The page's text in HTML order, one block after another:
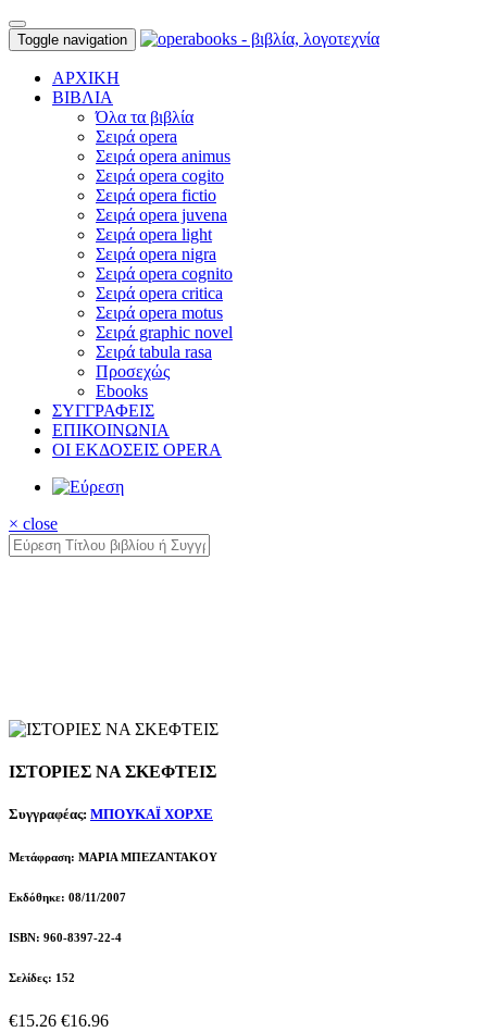
Toggle navigation
ΑΡΧΙΚΗ
ΒΙΒΛΙΑ
Όλα τα βιβλία
Σειρά opera
Σειρά opera animus
Σειρά opera cogito
Σειρά opera fictio
Σειρά opera juvena
Σειρά opera light
Σειρά opera nigra
Σειρά opera cognito
Σειρά opera critica
Σειρά opera motus
Σειρά graphic novel
Σειρά tabula rasa
Προσεχώς
Ebooks
ΣΥΓΓΡΑΦΕΙΣ
ΕΠΙΚΟΙΝΩΝΙΑ
ΟΙ ΕΚΔΟΣΕΙΣ OPERA
× close
ΙΣΤΟΡΙΕΣ ΝΑ ΣΚΕΦΤΕΙΣ
Συγγραφέας: ΜΠΟΥΚΑΪ ΧΟΡΧΕ
Μετάφραση: ΜΑΡΙΑ ΜΠΕΖΑΝΤΑΚΟΥ
Εκδόθηκε: 08/11/2007
ISBN: 960-8397-22-4
Σελίδες: 152
€15.26 €16.96